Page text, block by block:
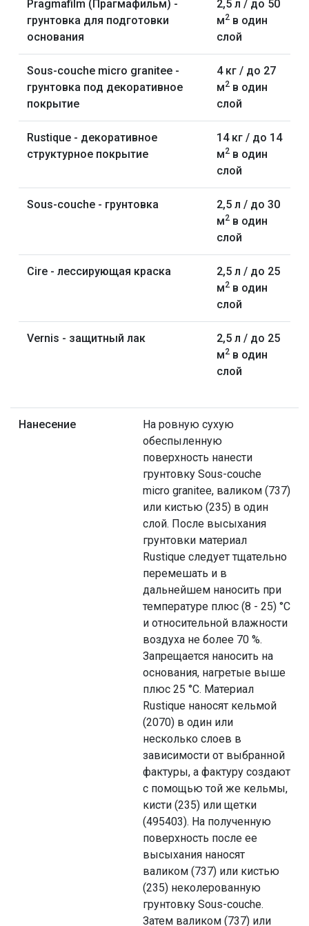
Pragmafilm (Прагмафильм) -
грунтовка для подготовки
основания
2,5 л / до 50
м2 в один
слой
Sous-couche micro granitee -
грунтовка под декоративное
покрытие
4 кг / до 27
м2 в один
слой
Rustique - декоративное
структурное покрытие
14 кг / до 14
м2 в один
слой
Sous-couche - грунтовка
2,5 л / до 30
м2 в один
слой
Cire - лессирующая краска
2,5 л / до 25
м2 в один
слой
Vernis - защитный лак
2,5 л / до 25
м2 в один
слой
Нанесение
На ровную сухую
обеспыленную
поверхность нанести
грунтовку Sous-couche
micro granitee, валиком (737)
или кистью (235) в один
слой. После высыхания
грунтовки материал
Rustique следует тщательно
перемешать и в
дальнейшем наносить при
температуре плюс (8 - 25) °С
и относительной влажности
воздуха не более 70 %.
Запрещается наносить на
основания, нагретые выше
плюс 25 °С. Материал
Rustique наносят кельмой
(2070) в один или
несколько слоев в
зависимости от выбранной
фактуры, а фактуру создают
с помощью той же кельмы,
кисти (235) или щетки
(495403). На полученную
поверхность после ее
высыхания наносят
валиком (737) или кистью
(235) неколерованную
грунтовку Sous-couche.
Затем валиком (737) или